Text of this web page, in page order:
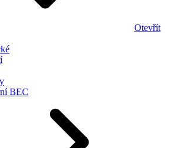
Otevřít
BEC